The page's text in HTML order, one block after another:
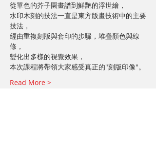
從單色的芥子園畫譜到鮮艷的浮世繪，
水印木刻的技法一直是東方版畫技術中的主要
技法，
經由重複刻版與套印的步驟，堆疊顏色與線
條，
變化出多樣的視覺效果，
本次課程將帶領大家感受真正的"刻版印像"。
Read More >